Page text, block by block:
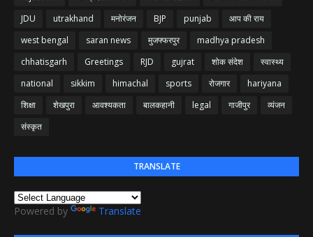
JDU
utrakhand मनोरंजन BJP punjab
आप की राय
west bengal
saran news मुजफ्फरपुर
madhya pradesh
chhatisgarh
Greetings RJD gujrat शोक संदेश
स्वास्थ्य
national
sikkim himachal sports रोजगार
hariyana
शिक्षा
शेखपुरा आवश्यकता बालकहानी legal गाजीपुर
व्यंजन
संस्कृत
TRANSLATE
Powered by Translate